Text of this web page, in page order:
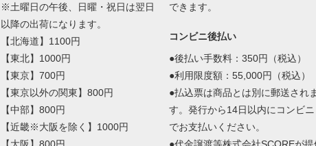
※土曜日の午後、日曜・祝日は翌日
以降の出荷になります。
【北海道】1100円
【東北】1000円
【東京】700円
【東京以外の関東】800円
【中部】800円
【近畿※大阪を除く】1000円
【大阪】800円
できます。
コンビニ後払い
●後払い手数料：350円（税込）
●利用限度額：55,000円（税込）
●払込票は商品とは別に郵送されま
す。発行から14日以内にコンビニ
でお支払いください。
●代金譲渡等株式会社SCOREが提